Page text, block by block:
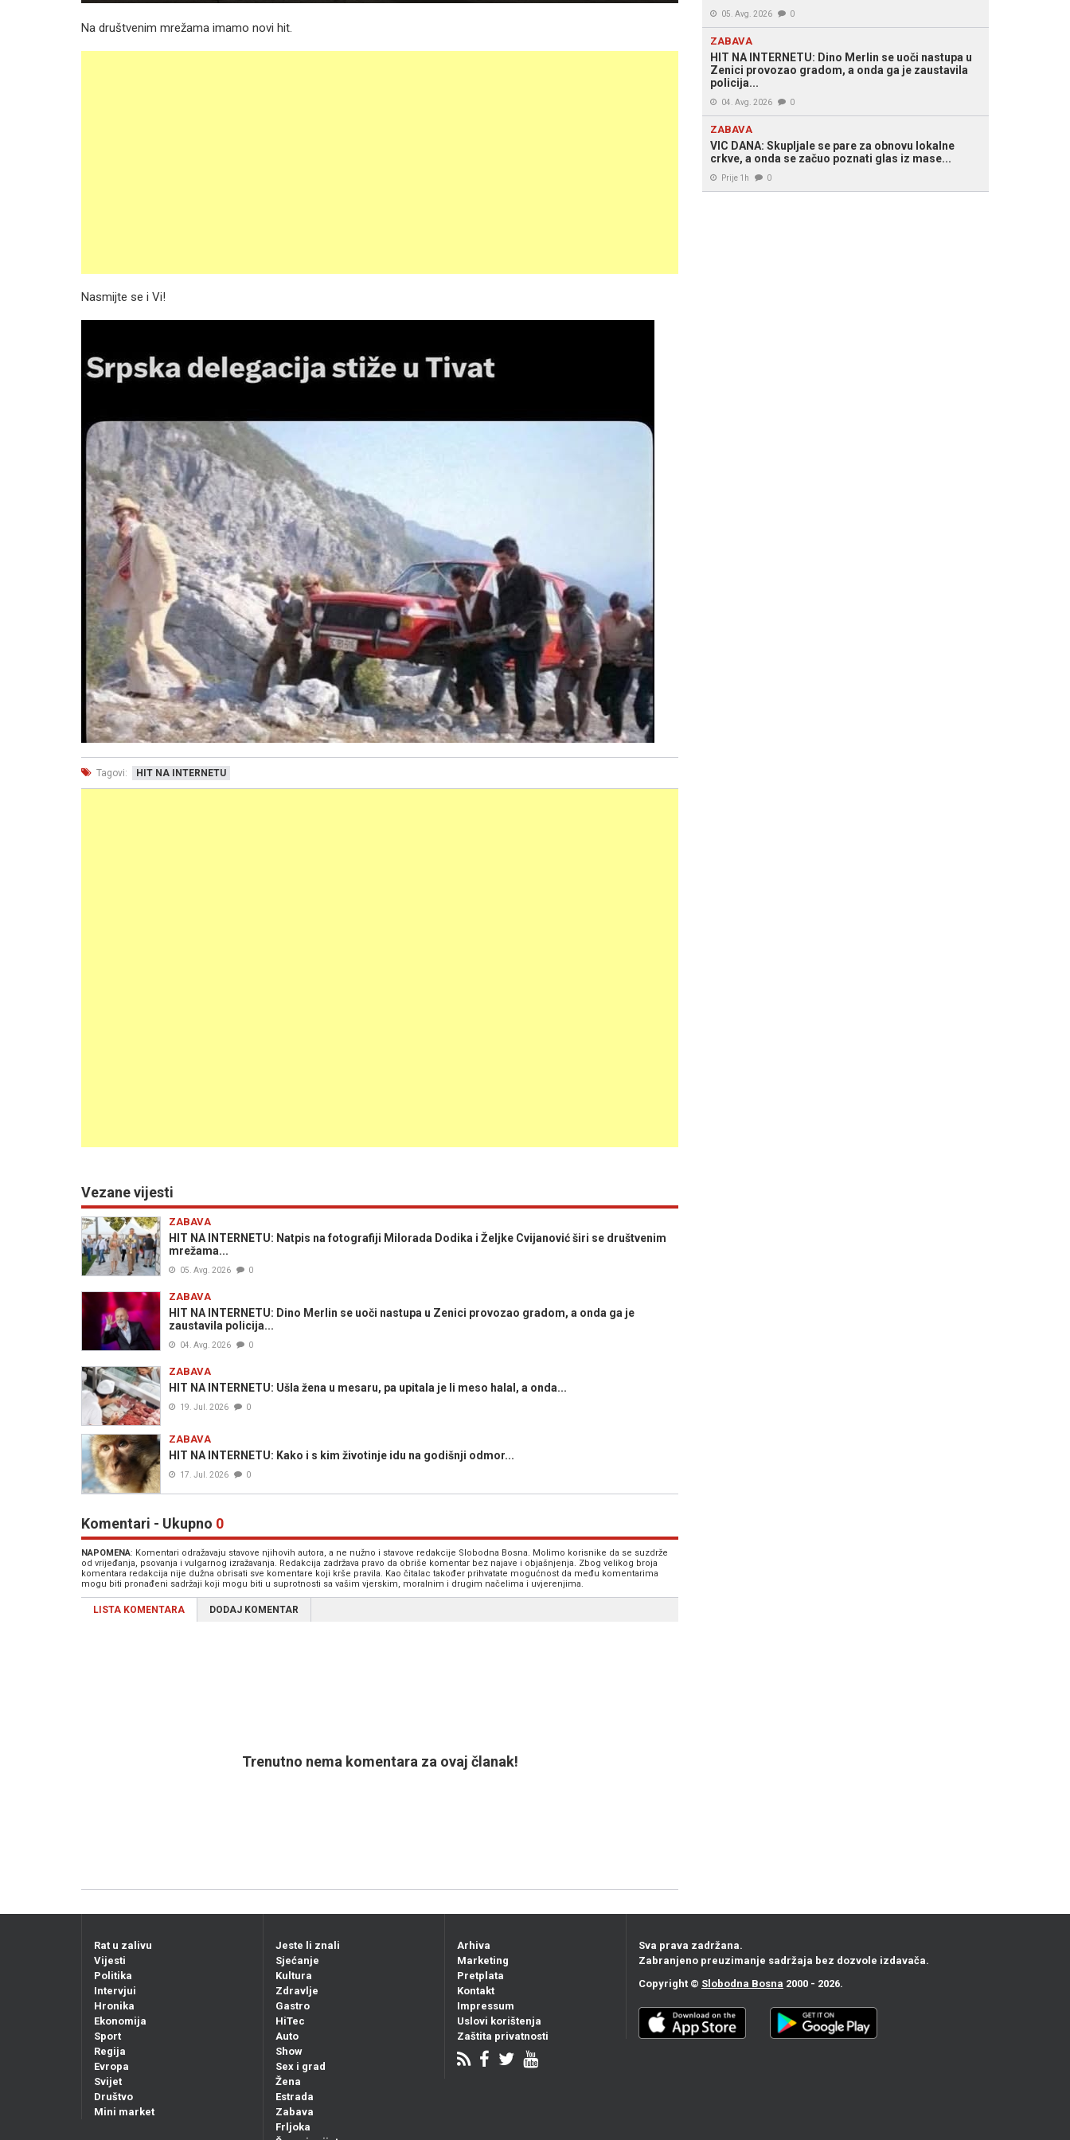
Na društvenim mrežama imamo novi hit.
Nasmijte se i Vi!
Tagovi: HIT NA INTERNETU
Vezane vijesti
ZABAVA
HIT NA INTERNETU: Natpis na fotografiji Milorada Dodika i Željke Cvijanović širi se društvenim
mrežama...
05. Avg. 2026 0
ZABAVA
HIT NA INTERNETU: Dino Merlin se uoči nastupa u Zenici provozao gradom, a onda ga je
zaustavila policija...
04. Avg. 2026 0
ZABAVA
HIT NA INTERNETU: Ušla žena u mesaru, pa upitala je li meso halal, a onda...
19. Jul. 2026 0
ZABAVA
HIT NA INTERNETU: Kako i s kim životinje idu na godišnji odmor...
17. Jul. 2026 0
Komentari - Ukupno 0
NAPOMENA: Komentari odražavaju stavove njihovih autora, a ne nužno i stavove redakcije Slobodna Bosna. Molimo korisnike da se suzdrže
od vrijeđanja, psovanja i vulgarnog izražavanja. Redakcija zadržava pravo da obriše komentar bez najave i objašnjenja. Zbog velikog broja
komentara redakcija nije dužna obrisati sve komentare koji krše pravila. Kao čitalac također prihvatate mogućnost da među komentarima
mogu biti pronađeni sadržaji koji mogu biti u suprotnosti sa vašim vjerskim, moralnim i drugim načelima i uvjerenjima.
LISTA KOMENTARA DODAJ KOMENTAR
Trenutno nema komentara za ovaj članak!
05. Avg. 2026 0
ZABAVA
HIT NA INTERNETU: Dino Merlin se uoči nastupa u
Zenici provozao gradom, a onda ga je zaustavila
policija...
04. Avg. 2026 0
ZABAVA
VIC DANA: Skupljale se pare za obnovu lokalne
crkve, a onda se začuo poznati glas iz mase...
Prije 1h 0
Rat u zalivu
Vijesti
Politika
Intervjui
Hronika
Ekonomija
Sport
Regija
Evropa
Svijet
Društvo
Mini market
Jeste li znali
Sjećanje
Kultura
Zdravlje
Gastro
HiTec
Auto
Show
Sex i grad
Žena
Estrada
Zabava
Frljoka
Arhiva
Marketing
Pretplata
Kontakt
Impressum
Uslovi korištenja
Zaštita privatnosti
Sva prava zadržana.
Zabranjeno preuzimanje sadržaja bez dozvole izdavača.
Copyright © Slobodna Bosna 2000 - 2026.